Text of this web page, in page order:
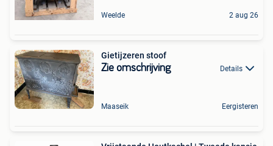
Weelde 2 aug 26
Gietijzeren stoof
Zie omschrijving Details
Maaseik Eergisteren